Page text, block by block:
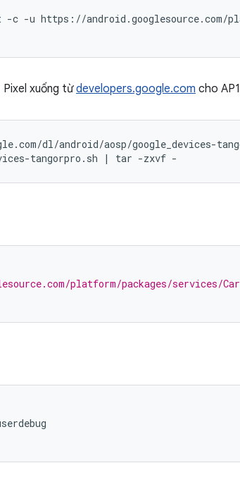
init -c -u https://
xuống từdevelopers.google.com cho
dl/android/aosp/google_devices-
tangorpro.sh | tar -zxvf -
platform/packages/services/